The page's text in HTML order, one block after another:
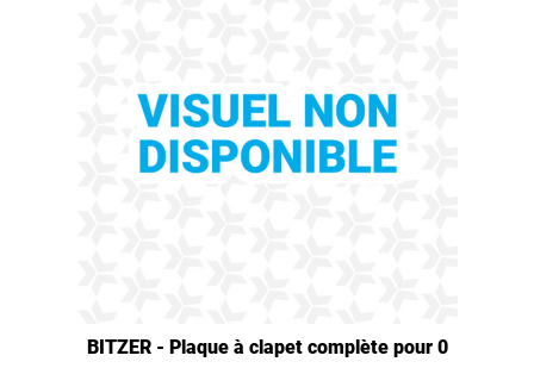
BITZER - Plaque à clapet complète pour 0